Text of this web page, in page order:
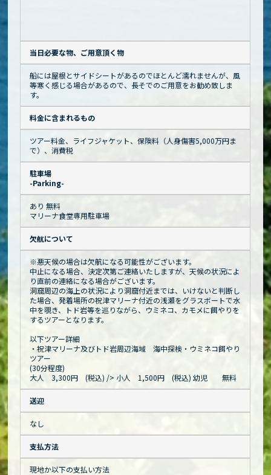
当日必要な物、ご用意頂く物
船には屋根とサイドシートがあるのでほとんど濡れませんが、風
等寒く感じる場合があるので、長そでのご用意をお勧め致しま
す。
料金に含まれるもの
ツアー料金、ライフジャケット、保険料（人身傷害5,000万円ま
で）、消費税
駐車場
-Parking-
あり 無料
マリーナ食堂専用駐車場
欠航について
※悪天候の場合は欠航になる可能性がございます。
中止になる場合、決定次第ご連絡いたしますが、天候の状況によ
り直前の連絡になる場合がございます。
洞窟周辺の海上の状況により洞窟付近までは、いけないと判断し
た場合、発着場所の祝津マリーナ付近の浅瀬をグラスボートで水
中を覗き、トド岩等を巡りながら、ウミネコ、カモメに餌やりを
するツアーとなります。
以下ツアー詳細
・祝津マリーナ及びトド岩周辺海域 海中探検・ウミネコ餌やり
ツアー
(30分程度)
大人 3,300円 (税込) /> 小人 1,500円 (税込) 幼児 無料
送迎
なし
支払方法
現地か以下の支払い方法